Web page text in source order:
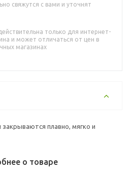
свяжутся с вами и уточнят
только для интернет-
и может отличаться от цен в
магазинах
плавно, мягко и
о товаре